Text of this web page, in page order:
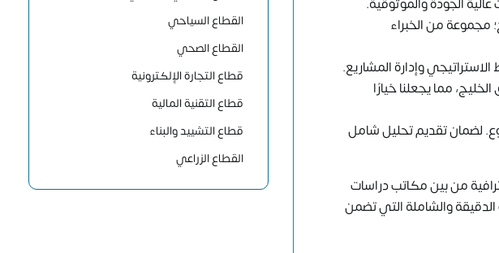
من الخبراء
وإدارة المشاريع.
بفضل 10 سنوات خبرة في سوق الخليج، مما يجعلنا خيارًا
لضمان تقديم تحليل شامل
من بين مكاتب دراسات
والشاملة التي تضمن
القطاع السياحي
القطاع الصحي
قطاع التجارة الإلكترونية
قطاع التقنية المالية
قطاع التشييد والبناء
القطاع الزراعي